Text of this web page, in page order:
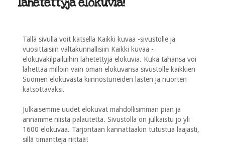
Tällä sivulla voit katsella Kaikki kuvaa -sivustolle ja
vuosittaisiin valtakunnallisiin Kaikki kuvaa -
elokuvakilpailuihin lähetettyjä elokuvia. Kuka tahansa voi
lähettää milloin vain oman elokuvansa sivustolle kaikkien
Suomen elokuvasta kiinnostuneiden lasten ja nuorten
katsottavaksi.
Julkaisemme uudet elokuvat mahdollisimman pian ja
annamme niistä palautetta. Sivustolla on julkaistu jo yli
1600 elokuvaa. Tarjontaan kannattaakin tutustua laajasti,
sillä timantteja riittää!